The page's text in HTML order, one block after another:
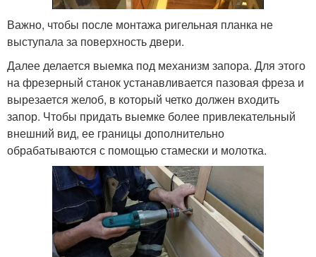
Важно, чтобы после монтажа ригельная планка не
выступала за поверхность двери.
Далее делается выемка под механизм запора. Для этого
на фрезерный станок устанавливается пазовая фреза и
вырезается желоб, в который четко должен входить
запор. Чтобы придать выемке более привлекательный
внешний вид, ее границы дополнительно
обрабатываются с помощью стамески и молотка.